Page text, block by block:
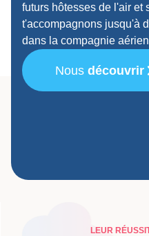
futurs hôtesses de l'air et
t'accompagnons jusqu'à
dans la compagnie
Nous découvrir
LEUR